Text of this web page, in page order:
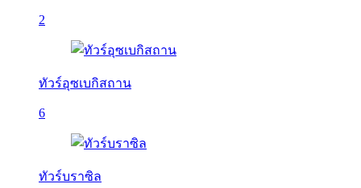
2
ทัวร์อุซเบกิสถาน
6
ทัวร์บราซิล